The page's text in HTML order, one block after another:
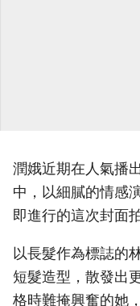
潤娥近期在人氣播
中，以細膩的情感
即進行的這次封面
以長髮作為標誌的
短髮造型，散發出
格時難掩興奮的她